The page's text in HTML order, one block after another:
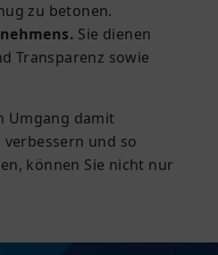
zu betonen.
Sie dienen
Transparenz sowie
Umgang damit
und so
können Sie nicht nur